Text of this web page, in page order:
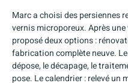
Marc a choisi des persiennes
vernis microporeux. Après
proposé deux options :
fabrication complète neuve.
dépose, le décapage, le
pose. Le calendrier : relevé